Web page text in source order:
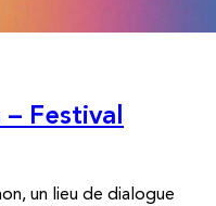
Festival
un lieu de dialogue